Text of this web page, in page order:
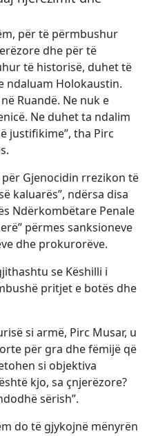
për të përmbushur
dhe për të
të historisë, duhet të
ndaluam Holokaustin.
Ruandë. Ne nuk e
Ne duhet ta ndalim
justifikime”, tha Pirc
Gjenocidin rrezikon të
kaluarës”, ndërsa disa
Ndërkombëtare Penale
përmes sanksioneve
dhe prokurorëve.
se Këshilli i
pritjet e botës dhe
si armë, Pirc Musar, u
për gra dhe fëmijë që
si objektiva
kjo, sa çnjerëzore?
sërish”.
do të gjykojnë mënyrën